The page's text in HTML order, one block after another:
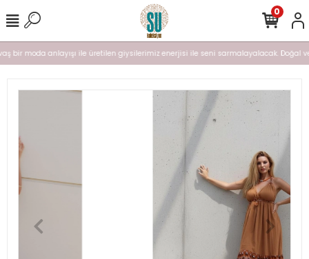
bir moda anlayışı ile üretilen giysilerimiz enerjisi ile seni sarmalayalacak.
0